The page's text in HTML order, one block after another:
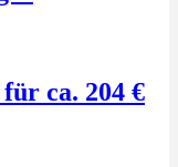
ca. 204 €